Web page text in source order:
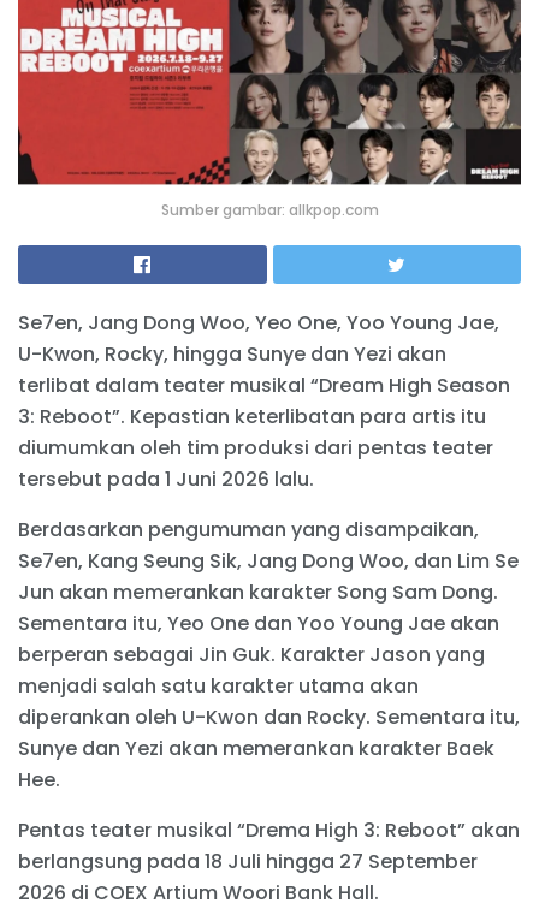
Sumber gambar: allkpop.com
Se7en, Jang Dong Woo, Yeo One, Yoo Young Jae,
U-Kwon, Rocky, hingga Sunye dan Yezi akan
terlibat dalam teater musikal “Dream High Season
3: Reboot”. Kepastian keterlibatan para artis itu
diumumkan oleh tim produksi dari pentas teater
tersebut pada 1 Juni 2026 lalu.
Berdasarkan pengumuman yang disampaikan,
Se7en, Kang Seung Sik, Jang Dong Woo, dan Lim Se
Jun akan memerankan karakter Song Sam Dong.
Sementara itu, Yeo One dan Yoo Young Jae akan
berperan sebagai Jin Guk. Karakter Jason yang
menjadi salah satu karakter utama akan
diperankan oleh U-Kwon dan Rocky. Sementara itu,
Sunye dan Yezi akan memerankan karakter Baek
Hee.
Pentas teater musikal “Drema High 3: Reboot” akan
berlangsung pada 18 Juli hingga 27 September
2026 di COEX Artium Woori Bank Hall.